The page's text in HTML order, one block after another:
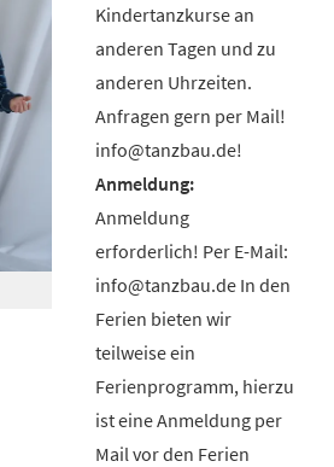
Kindertanzkurse an
anderen Tagen und zu
anderen Uhrzeiten.
Anfragen gern per Mail!
info@tanzbau.de!
Anmeldung
erforderlich! Per E-Mail:
info@tanzbau.de In den
Ferien bieten wir
teilweise ein
Ferienprogramm, hierzu
ist eine Anmeldung per
Mail vor den Ferien